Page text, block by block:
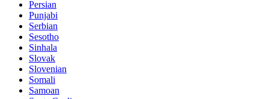
Persian
Punjabi
Serbian
Sesotho
Sinhala
Slovak
Slovenian
Somali
Samoan